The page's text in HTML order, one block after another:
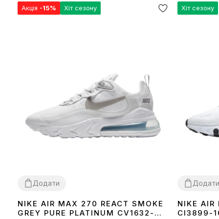
Акція -15% Хіт сезону
Додати
3742 45
NIKE AIR MAX 270 REACT SMOKE
GREY PURE PLATINUM CV1632-
Хіт сезону
Додати
41
NIKE AIR
CI3899-